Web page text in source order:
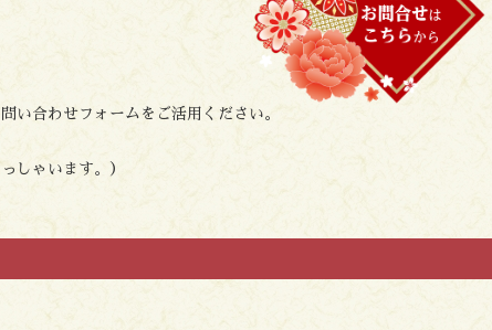
い合わせフォームをご活用ください。
しゃいます。）